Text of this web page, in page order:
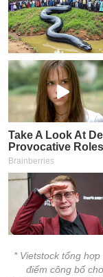
* Vietstock tổng
điểm công bố